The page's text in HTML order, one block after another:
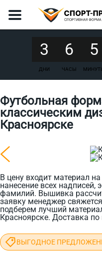
3
ДНИ
6
ЧАСЫ
5
Футбольная
классическим
Красноярске
В цену входит материал
нанесение всех
фамилий. Вышивка
заявку менеджер
подберем лучший
Красноярске. Доставка по
ВЫГОДНОЕ